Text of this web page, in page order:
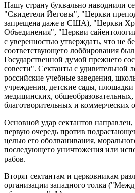
Нашу страну буквально наводнили
"Свидетели Йеговы", "Церкви
запрещена даже в США), "Церкви
Объединения", "Церкви
с уверенностью утверждать, что не
соответствующего лоббирования
Государственной думой прежнего
совести". Сектанты с удивительной
российские учебные заведения,
учреждения, детские сады,
медицинских, общеобразовательных,
благотворительных и коммерческих
Основной удар сектантов
первую очередь против
целью его оболванивания,
последующего уничтожения или
рабов.
Вторят сектантам и церковникам
организации западного толка